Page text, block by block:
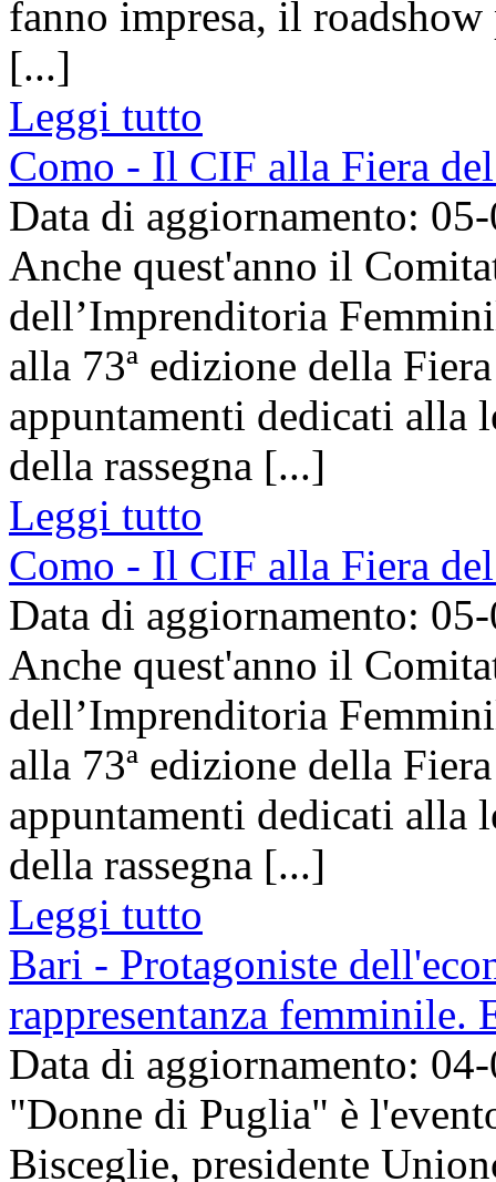
fanno impresa, il
[...]
Leggi tutto
Como - Il CIF alla Fiera
Data di aggiornamento:
Anche quest'anno il
dell’Imprenditoria
alla 73ª edizione della
appuntamenti dedicati alla
della rassegna [...]
Leggi tutto
Como - Il CIF alla Fiera
Data di aggiornamento:
Anche quest'anno il
dell’Imprenditoria
alla 73ª edizione della
appuntamenti dedicati alla
della rassegna [...]
Leggi tutto
Bari - Protagoniste
rappresentanza femminile.
Data di aggiornamento:
"Donne di Puglia" è
Bisceglie, presidente